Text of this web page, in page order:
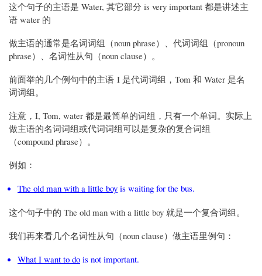
这个句子的主语是 Water, 其它部分 is very important 都是讲述主
语 water 的
做主语的通常是名词词组（noun phrase）、代词词组（pronoun
phrase）、名词性从句（noun clause）。
前面举的几个例句中的主语 I 是代词词组，Tom 和 Water 是名
词词组。
注意，I, Tom, water 都是最简单的词组，只有一个单词。实际上
做主语的名词词组或代词词组可以是复杂的复合词组
（compound phrase）。
例如：
The old man with a little boy is waiting for the bus.
这个句子中的 The old man with a little boy 就是一个复合词组。
我们再来看几个名词性从句（noun clause）做主语里例句：
What I want to do is not important.